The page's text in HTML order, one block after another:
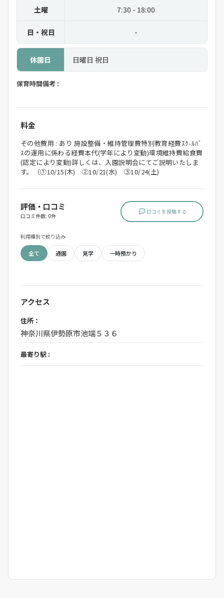
土曜 7:30 - 18:00
日・祝日 -
休園日 日曜日 祝日
保育時間備考 :
料金
その他費用 : あり 施設整備・維持管理費特別教育経費ｽｸ-ﾙﾊﾞ
ｽの運用に係わる経費本代(学年により変動)環境維持費給食費
(認定により変動)詳しくは、入園説明会にてご説明いたしま
す。（①10/15(木) ②10/21(水) ③10/24(土)
評価・口コミ
口コミ件数: 0件
口コミを投稿する
利用種別で絞り込み
全て 通園 見学 一時預かり
アクセス
住所：
神奈川県伊勢原市池端５３６
最寄り駅 :